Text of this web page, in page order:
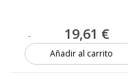
19,61 €
Añadir al carrito